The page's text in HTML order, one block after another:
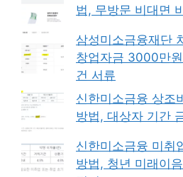
법, 무방문 비대면
삼성미소금융재단
창업자금 3000만
건 서류
신한미소금융 상조
방법, 대상자 기간
신한미소금융 미취
방법, 청년 미래이